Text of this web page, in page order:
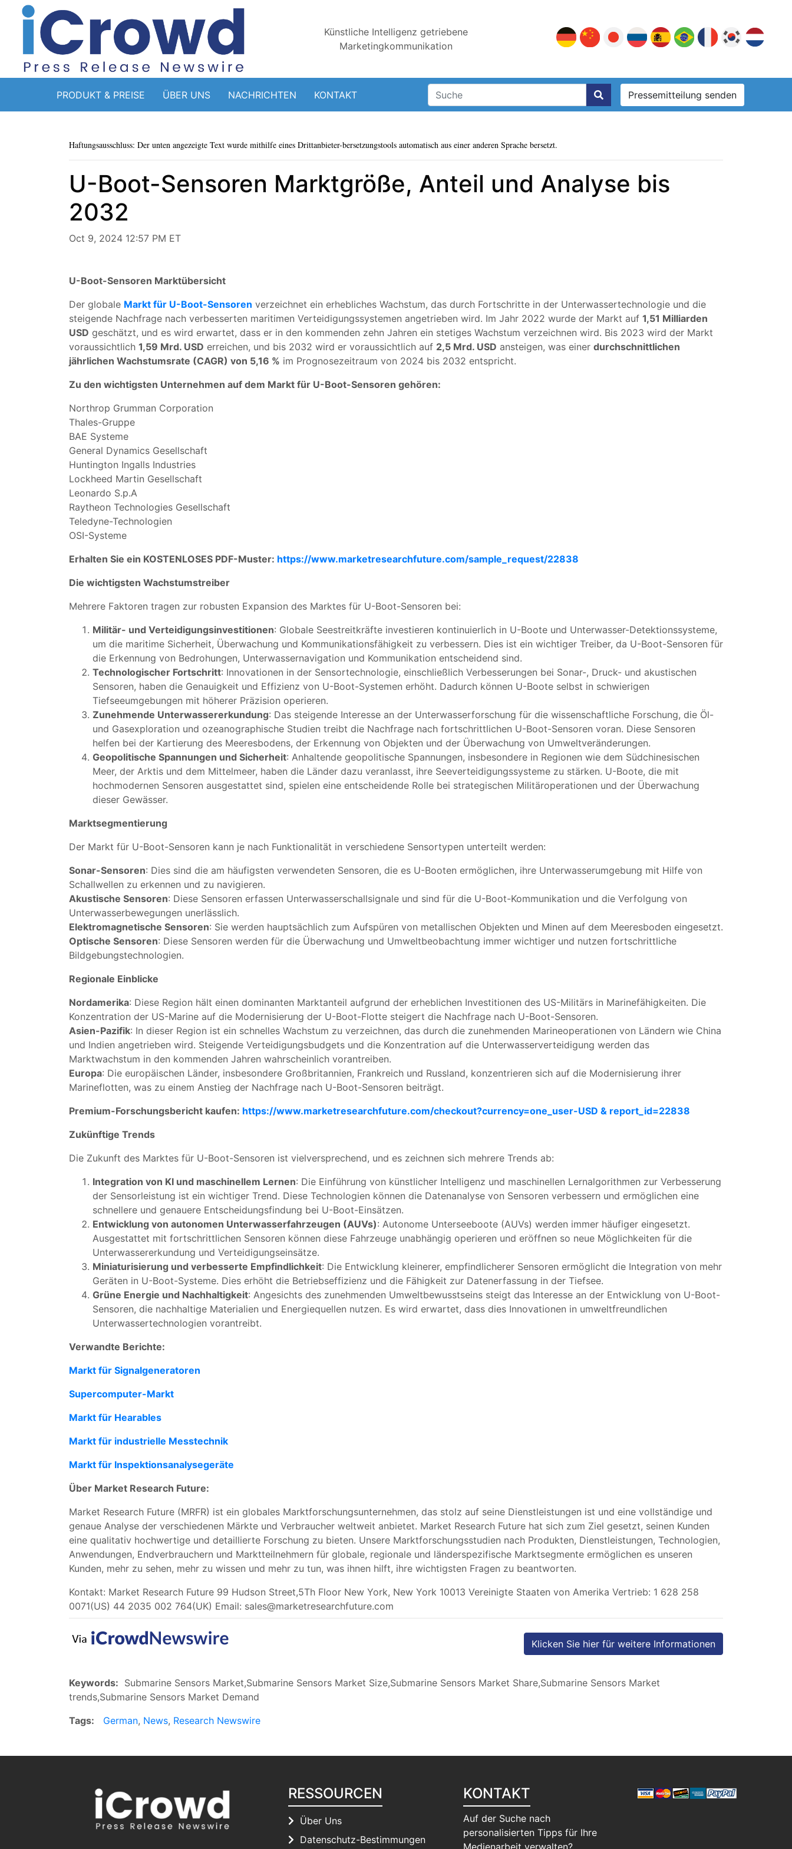
Künstliche Intelligenz getriebene
Marketingkommunikation
PRODUKT & PREISE ÜBER UNS NACHRICHTEN KONTAKT Pressemitteilung senden
Haftungsausschluss: Der unten angezeigte Text wurde mithilfe eines Drittanbieter-bersetzungstools automatisch aus einer anderen Sprache bersetzt.
U-Boot-Sensoren Marktgröße, Anteil und Analyse bis
2032
Oct 9, 2024 12:57 PM ET
U-Boot-Sensoren Marktübersicht
Der globale Markt für U-Boot-Sensoren verzeichnet ein erhebliches Wachstum, das durch Fortschritte in der Unterwassertechnologie und die
steigende Nachfrage nach verbesserten maritimen Verteidigungssystemen angetrieben wird. Im Jahr 2022 wurde der Markt auf 1,51 Milliarden
USD geschätzt, und es wird erwartet, dass er in den kommenden zehn Jahren ein stetiges Wachstum verzeichnen wird. Bis 2023 wird der Markt
voraussichtlich 1,59 Mrd. USD erreichen, und bis 2032 wird er voraussichtlich auf 2,5 Mrd. USD ansteigen, was einer durchschnittlichen
jährlichen Wachstumsrate (CAGR) von 5,16 % im Prognosezeitraum von 2024 bis 2032 entspricht.
Zu den wichtigsten Unternehmen auf dem Markt für U-Boot-Sensoren gehören:
Northrop Grumman Corporation
Thales-Gruppe
BAE Systeme
General Dynamics Gesellschaft
Huntington Ingalls Industries
Lockheed Martin Gesellschaft
Leonardo S.p.A
Raytheon Technologies Gesellschaft
Teledyne-Technologien
OSI-Systeme
Erhalten Sie ein KOSTENLOSES PDF-Muster: https://www.marketresearchfuture.com/sample_request/22838
Die wichtigsten Wachstumstreiber
Mehrere Faktoren tragen zur robusten Expansion des Marktes für U-Boot-Sensoren bei:
Militär- und Verteidigungsinvestitionen: Globale Seestreitkräfte investieren kontinuierlich in U-Boote und Unterwasser-Detektionssysteme,
um die maritime Sicherheit, Überwachung und Kommunikationsfähigkeit zu verbessern. Dies ist ein wichtiger Treiber, da U-Boot-Sensoren für
die Erkennung von Bedrohungen, Unterwassernavigation und Kommunikation entscheidend sind.
Technologischer Fortschritt: Innovationen in der Sensortechnologie, einschließlich Verbesserungen bei Sonar-, Druck- und akustischen
Sensoren, haben die Genauigkeit und Effizienz von U-Boot-Systemen erhöht. Dadurch können U-Boote selbst in schwierigen
Tiefseeumgebungen mit höherer Präzision operieren.
Zunehmende Unterwassererkundung: Das steigende Interesse an der Unterwasserforschung für die wissenschaftliche Forschung, die Öl-
und Gasexploration und ozeanographische Studien treibt die Nachfrage nach fortschrittlichen U-Boot-Sensoren voran. Diese Sensoren
helfen bei der Kartierung des Meeresbodens, der Erkennung von Objekten und der Überwachung von Umweltveränderungen.
Geopolitische Spannungen und Sicherheit: Anhaltende geopolitische Spannungen, insbesondere in Regionen wie dem Südchinesischen
Meer, der Arktis und dem Mittelmeer, haben die Länder dazu veranlasst, ihre Seeverteidigungssysteme zu stärken. U-Boote, die mit
hochmodernen Sensoren ausgestattet sind, spielen eine entscheidende Rolle bei strategischen Militäroperationen und der Überwachung
dieser Gewässer.
Marktsegmentierung
Der Markt für U-Boot-Sensoren kann je nach Funktionalität in verschiedene Sensortypen unterteilt werden:
Sonar-Sensoren: Dies sind die am häufigsten verwendeten Sensoren, die es U-Booten ermöglichen, ihre Unterwasserumgebung mit Hilfe von
Schallwellen zu erkennen und zu navigieren.
Akustische Sensoren: Diese Sensoren erfassen Unterwasserschallsignale und sind für die U-Boot-Kommunikation und die Verfolgung von
Unterwasserbewegungen unerlässlich.
Elektromagnetische Sensoren: Sie werden hauptsächlich zum Aufspüren von metallischen Objekten und Minen auf dem Meeresboden eingesetzt.
Optische Sensoren: Diese Sensoren werden für die Überwachung und Umweltbeobachtung immer wichtiger und nutzen fortschrittliche
Bildgebungstechnologien.
Regionale Einblicke
Nordamerika: Diese Region hält einen dominanten Marktanteil aufgrund der erheblichen Investitionen des US-Militärs in Marinefähigkeiten. Die
Konzentration der US-Marine auf die Modernisierung der U-Boot-Flotte steigert die Nachfrage nach U-Boot-Sensoren.
Asien-Pazifik: In dieser Region ist ein schnelles Wachstum zu verzeichnen, das durch die zunehmenden Marineoperationen von Ländern wie China
und Indien angetrieben wird. Steigende Verteidigungsbudgets und die Konzentration auf die Unterwasserverteidigung werden das
Marktwachstum in den kommenden Jahren wahrscheinlich vorantreiben.
Europa: Die europäischen Länder, insbesondere Großbritannien, Frankreich und Russland, konzentrieren sich auf die Modernisierung ihrer
Marineflotten, was zu einem Anstieg der Nachfrage nach U-Boot-Sensoren beiträgt.
Premium-Forschungsbericht kaufen: https://www.marketresearchfuture.com/checkout?currency=one_user-USD & report_id=22838
Zukünftige Trends
Die Zukunft des Marktes für U-Boot-Sensoren ist vielversprechend, und es zeichnen sich mehrere Trends ab:
Integration von KI und maschinellem Lernen: Die Einführung von künstlicher Intelligenz und maschinellen Lernalgorithmen zur Verbesserung
der Sensorleistung ist ein wichtiger Trend. Diese Technologien können die Datenanalyse von Sensoren verbessern und ermöglichen eine
schnellere und genauere Entscheidungsfindung bei U-Boot-Einsätzen.
Entwicklung von autonomen Unterwasserfahrzeugen (AUVs): Autonome Unterseeboote (AUVs) werden immer häufiger eingesetzt.
Ausgestattet mit fortschrittlichen Sensoren können diese Fahrzeuge unabhängig operieren und eröffnen so neue Möglichkeiten für die
Unterwassererkundung und Verteidigungseinsätze.
Miniaturisierung und verbesserte Empfindlichkeit: Die Entwicklung kleinerer, empfindlicherer Sensoren ermöglicht die Integration von mehr
Geräten in U-Boot-Systeme. Dies erhöht die Betriebseffizienz und die Fähigkeit zur Datenerfassung in der Tiefsee.
Grüne Energie und Nachhaltigkeit: Angesichts des zunehmenden Umweltbewusstseins steigt das Interesse an der Entwicklung von U-Boot-
Sensoren, die nachhaltige Materialien und Energiequellen nutzen. Es wird erwartet, dass dies Innovationen in umweltfreundlichen
Unterwassertechnologien vorantreibt.
Verwandte Berichte:
Markt für Signalgeneratoren
Supercomputer-Markt
Markt für Hearables
Markt für industrielle Messtechnik
Markt für Inspektionsanalysegeräte
Über Market Research Future:
Market Research Future (MRFR) ist ein globales Marktforschungsunternehmen, das stolz auf seine Dienstleistungen ist und eine vollständige und
genaue Analyse der verschiedenen Märkte und Verbraucher weltweit anbietet. Market Research Future hat sich zum Ziel gesetzt, seinen Kunden
eine qualitativ hochwertige und detaillierte Forschung zu bieten. Unsere Marktforschungsstudien nach Produkten, Dienstleistungen, Technologien,
Anwendungen, Endverbrauchern und Marktteilnehmern für globale, regionale und länderspezifische Marktsegmente ermöglichen es unseren
Kunden, mehr zu sehen, mehr zu wissen und mehr zu tun, was ihnen hilft, ihre wichtigsten Fragen zu beantworten.
Kontakt: Market Research Future 99 Hudson Street,5Th Floor New York, New York 10013 Vereinigte Staaten von Amerika Vertrieb: 1 628 258
0071(US) 44 2035 002 764(UK) Email: sales@marketresearchfuture.com
Klicken Sie hier für weitere Informationen
Keywords: Submarine Sensors Market,Submarine Sensors Market Size,Submarine Sensors Market Share,Submarine Sensors Market
trends,Submarine Sensors Market Demand
Tags:
German, News, Research Newswire
RESSOURCEN
Über Uns
Datenschutz-Bestimmungen
KONTAKT
Auf der Suche nach
personalisierten Tipps für Ihre